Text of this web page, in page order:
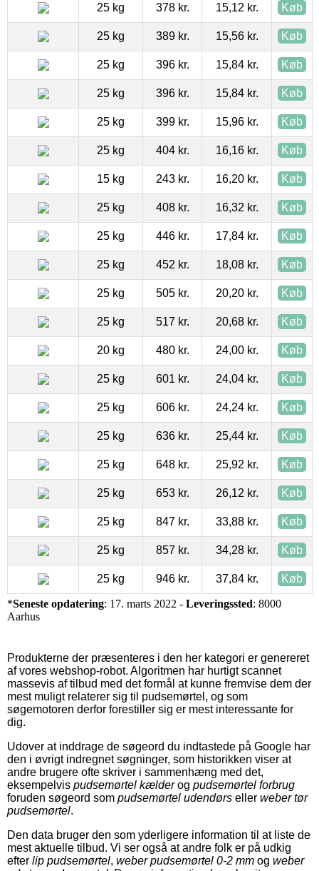
25 kg 378 kr. 15,12 kr. Køb
25 kg 389 kr. 15,56 kr. Køb
25 kg 396 kr. 15,84 kr. Køb
25 kg 396 kr. 15,84 kr. Køb
25 kg 399 kr. 15,96 kr. Køb
25 kg 404 kr. 16,16 kr. Køb
15 kg 243 kr. 16,20 kr. Køb
25 kg 408 kr. 16,32 kr. Køb
25 kg 446 kr. 17,84 kr. Køb
25 kg 452 kr. 18,08 kr. Køb
25 kg 505 kr. 20,20 kr. Køb
25 kg 517 kr. 20,68 kr. Køb
20 kg 480 kr. 24,00 kr. Køb
25 kg 601 kr. 24,04 kr. Køb
25 kg 606 kr. 24,24 kr. Køb
25 kg 636 kr. 25,44 kr. Køb
25 kg 648 kr. 25,92 kr. Køb
25 kg 653 kr. 26,12 kr. Køb
25 kg 847 kr. 33,88 kr. Køb
25 kg 857 kr. 34,28 kr. Køb
25 kg 946 kr. 37,84 kr. Køb
*Seneste opdatering: 17. marts 2022 - Leveringssted: 8000
Aarhus
Produkterne der præsenteres i den her kategori er genereret
af vores webshop-robot. Algoritmen har hurtigt scannet
massevis af tilbud med det formål at kunne fremvise dem der
mest muligt relaterer sig til pudsemørtel, og som
søgemotoren derfor forestiller sig er mest interessante for
dig.
Udover at inddrage de søgeord du indtastede på Google har
den i øvrigt indregnet søgninger, som historikken viser at
andre brugere ofte skriver i sammenhæng med det,
eksempelvis pudsemørtel kælderog pudsemørtel forbrug
foruden søgeord som pudsemørtel udendørs eller weber tør
pudsemørtel.
Den data bruger den som yderligere information til at liste de
mest aktuelle tilbud. Vi ser også at andre folk er på udkig
efter lip pudsemørtel, weber pudsemørtel 0-2 mm og weber